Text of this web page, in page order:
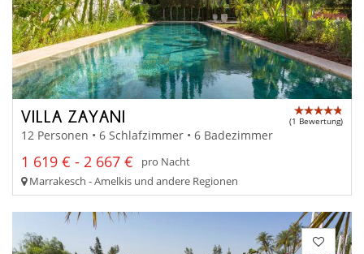
VILLA ZAYANI (1 Bewertung)
12 Personen • 6 Schlafzimmer • 6 Badezimmer
1 619 € - 2 667 €
pro Nacht
Marrakesch - Amelkis und andere Regionen